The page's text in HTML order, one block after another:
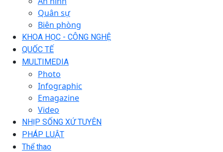
Quân sự
Biên phòng
KHOA HỌC - CÔNG NGHỆ
QUỐC TẾ
MULTIMEDIA
Photo
Infographic
Emagazine
Video
NHỊP SỐNG XỨ TUYÊN
PHÁP LUẬT
Thể thao